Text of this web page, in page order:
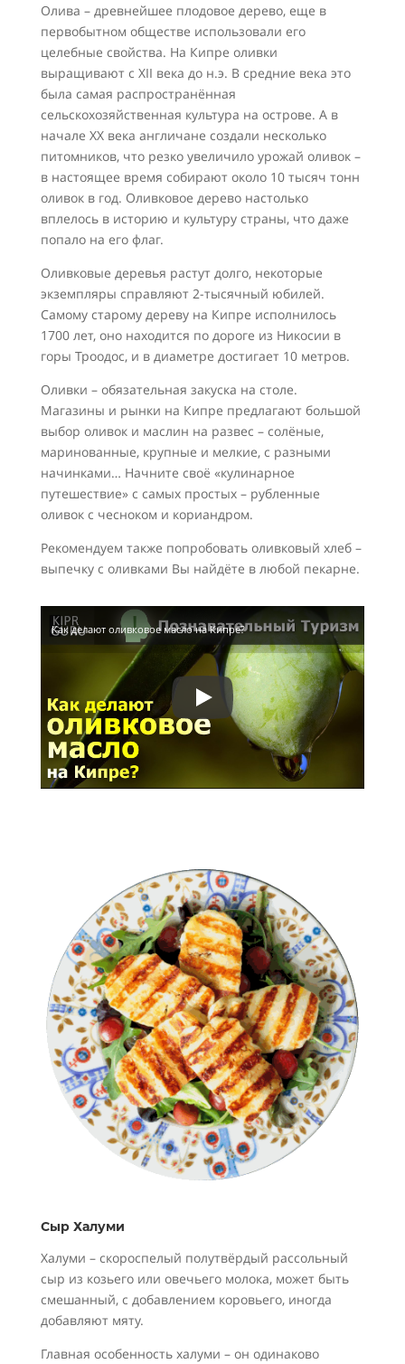
Олива – древнейшее плодовое дерево, еще в
первобытном обществе использовали его
целебные свойства. На Кипре оливки
выращивают с XII века до н.э. В средние века это
была самая распространённая
сельскохозяйственная культура на острове. А в
начале XX века англичане создали несколько
питомников, что резко увеличило урожай оливок –
в настоящее время собирают около 10 тысяч тонн
оливок в год. Оливковое дерево настолько
вплелось в историю и культуру страны, что даже
попало на его флаг.
Оливковые деревья растут долго, некоторые
экземпляры справляют 2-тысячный юбилей.
Самому старому дереву на Кипре исполнилось
1700 лет, оно находится по дороге из Никосии в
горы Троодос, и в диаметре достигает 10 метров.
Оливки – обязательная закуска на столе.
Магазины и рынки на Кипре предлагают большой
выбор оливок и маслин на развес – солёные,
маринованные, крупные и мелкие, с разными
начинками… Начните своё «кулинарное
путешествие» с самых простых – рубленные
оливок с чесноком и кориандром.
Рекомендуем также попробовать оливковый хлеб –
выпечку с оливками Вы найдёте в любой пекарне.
Как делают оливковое масло на Кипре?
Сыр Халуми
Халуми – скороспелый полутвёрдый рассольный
сыр из козьего или овечьего молока, может быть
смешанный, с добавлением коровьего, иногда
добавляют мяту.
Главная особенность халуми – он одинаково